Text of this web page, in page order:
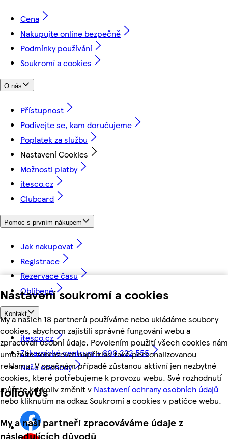
Nastavení soukromí a cookies
My a našich 18 partnerů používáme nebo ukládáme soubory
cookies, abychom zajistili správné fungování webu a
zpracovali osobní údaje. Povolením použití všech cookies nám
umožníte zobrazovat například také personalizovanou
reklamu. V opačném případě zůstanou aktivní jen nezbytné
cookies, které potřebujeme k provozu webu. Své rozhodnutí
můžete kdykoliv změnit v Nastavení ochrany osobních údajů
nebo kliknutím na odkaz Soukromí a cookies v patičce webu.
My a naši partneři zpracováváme údaje z
Cena
Nakupujte online bezpečně
Podmínky používání
Soukromí a cookies
O nás
Přístupnost
Podívejte se, kam doručujeme
Poplatek za službu
Nastavení Cookies
Možnosti platby
itesco.cz
Clubcard
Pomoc s prvním nákupem
Jak nakupovat
Registrace
Rezervace času
Oblíbené
Kontakt
itesco.cz
Zákaznické centrum - 800 222 555
Naše obchody
followUs